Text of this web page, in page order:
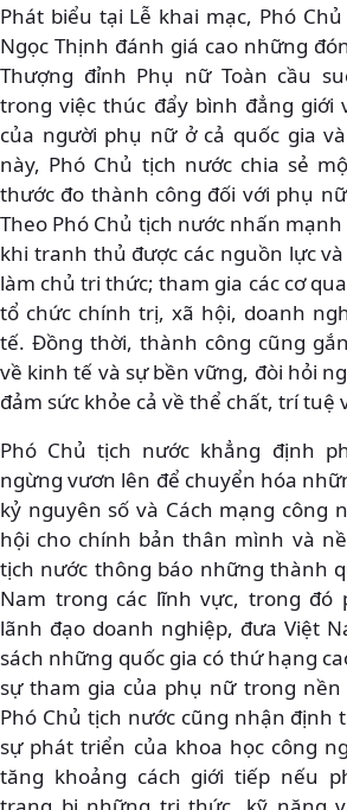
Phát biểu tại Lễ khai mạc, Phó
Ngọc Thịnh đánh giá cao những
Thượng đỉnh Phụ nữ Toàn cầu
trong việc thúc đẩy bình đẳng giới
của người phụ nữ ở cả quốc gia
này, Phó Chủ tịch nước chia sẻ
thước đo thành công đối với phụ
Theo Phó Chủ tịch nước nhấn
khi tranh thủ được các nguồn lực
làm chủ tri thức; tham gia các cơ
tổ chức chính trị, xã hội, doanh
tế. Đồng thời, thành công cũng
về kinh tế và sự bền vững, đòi hỏi
đảm sức khỏe cả về thể chất, trí tuệ
Phó Chủ tịch nước khẳng định
ngừng vươn lên để chuyển hóa
kỷ nguyên số và Cách mạng công
hội cho chính bản thân mình và
tịch nước thông báo những thành
Nam trong các lĩnh vực, trong đó
lãnh đạo doanh nghiệp, đưa Việt
sách những quốc gia có thứ hạng
sự tham gia của phụ nữ trong
Phó Chủ tịch nước cũng nhận định
sự phát triển của khoa học công
tăng khoảng cách giới tiếp nếu